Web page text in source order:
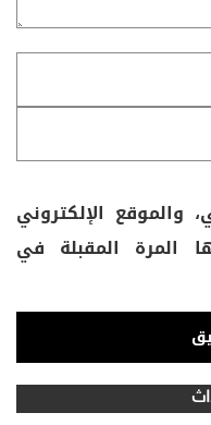
والموقع الإلكتروني
المرة المقبلة في